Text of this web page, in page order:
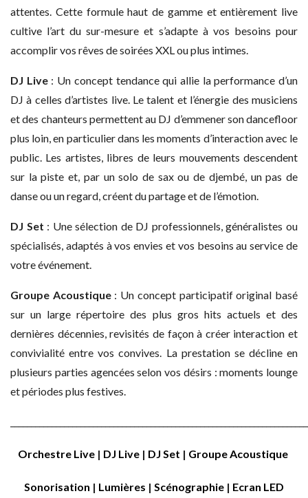
attentes. Cette formule haut de gamme et entièrement live
cultive l’art du sur-mesure et s’adapte à vos besoins pour
accomplir vos rêves de soirées XXL ou plus intimes.
DJ Live: Un concept tendance qui allie la performance d’un
DJ à celles d’artistes live. Le talent et l’énergie des musiciens
et des chanteurs permettent au DJ d’emmener son dancefloor
plus loin, en particulier dans les moments d’interaction avec le
public. Les artistes, libres de leurs mouvements descendent
sur la piste et, par un solo de sax ou de djembé, un pas de
danse ou un regard, créent du partage et de l’émotion.
DJ Set : Une sélection de DJ professionnels, généralistes ou
spécialisés, adaptés à vos envies et vos besoins au service de
votre événement.
Groupe Acoustique: Un concept participatif original basé
sur un large répertoire des plus gros hits actuels et des
dernières décennies, revisités de façon à créer interaction et
convivialité entre vos convives. La prestation se décline en
plusieurs parties agencées selon vos désirs : moments lounge
et périodes plus festives.
Orchestre Live | DJ Live | DJ Set | Groupe Acoustique
Sonorisation | Lumières | Scénographie | Ecran LED